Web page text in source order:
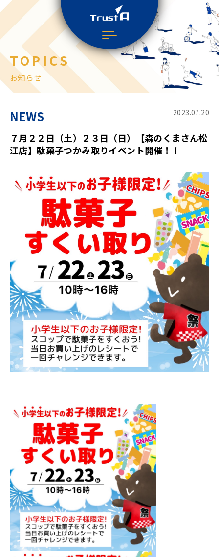
TOPICS
お知らせ
NEWS 2023.07.20
７月２２日（土）２３日（日）【森のくまさん松
江店】駄菓子つかみ取りイベント開催！！